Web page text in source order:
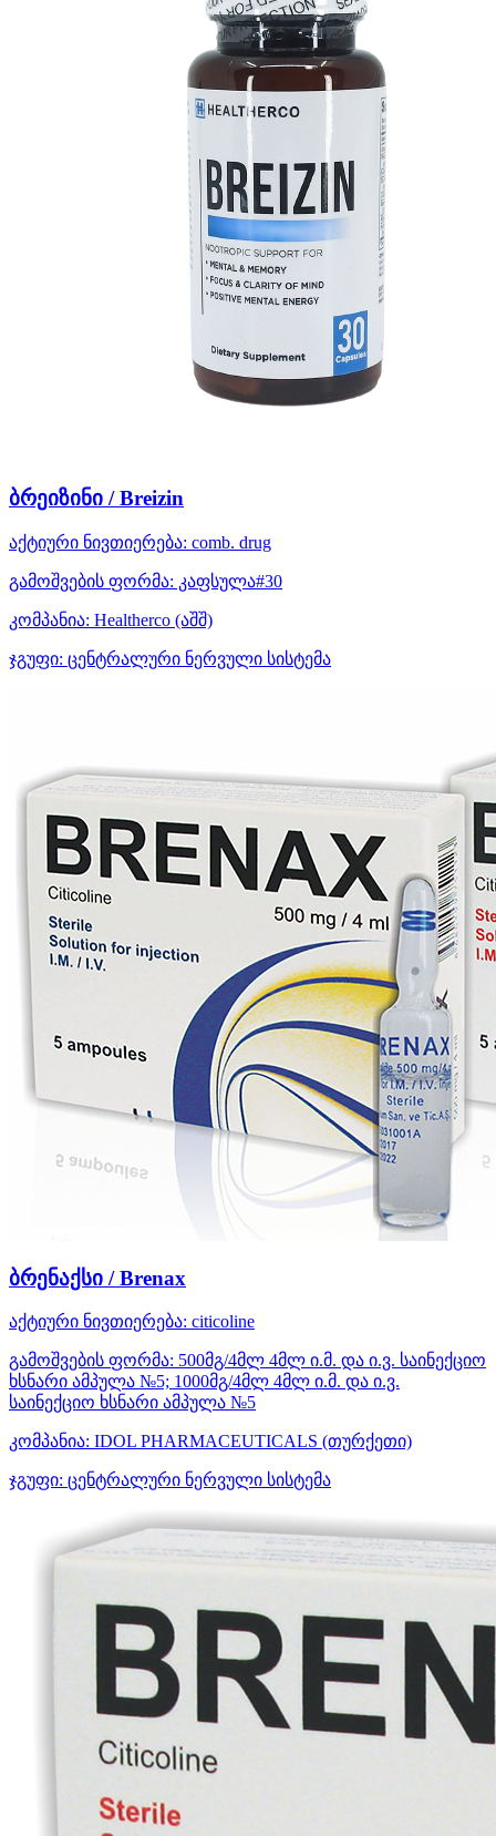
ბრეიზინი / Breizin
აქტიური ნივთიერება: comb. drug
გამოშვების ფორმა: კაფსულა#30
კომპანია: Healtherco (აშშ)
ჯგუფი: ცენტრალური ნერვული სისტემა
ბრენაქსი / Brenax
აქტიური ნივთიერება: citicoline
გამოშვების ფორმა: 500მგ/4მლ 4მლ ი.მ. და ი.ვ. საინექციო
ხსნარი ამპულა №5; 1000მგ/4მლ 4მლ ი.მ. და ი.ვ.
საინექციო ხსნარი ამპულა №5
კომპანია: IDOL PHARMACEUTICALS (თურქეთი)
ჯგუფი: ცენტრალური ნერვული სისტემა